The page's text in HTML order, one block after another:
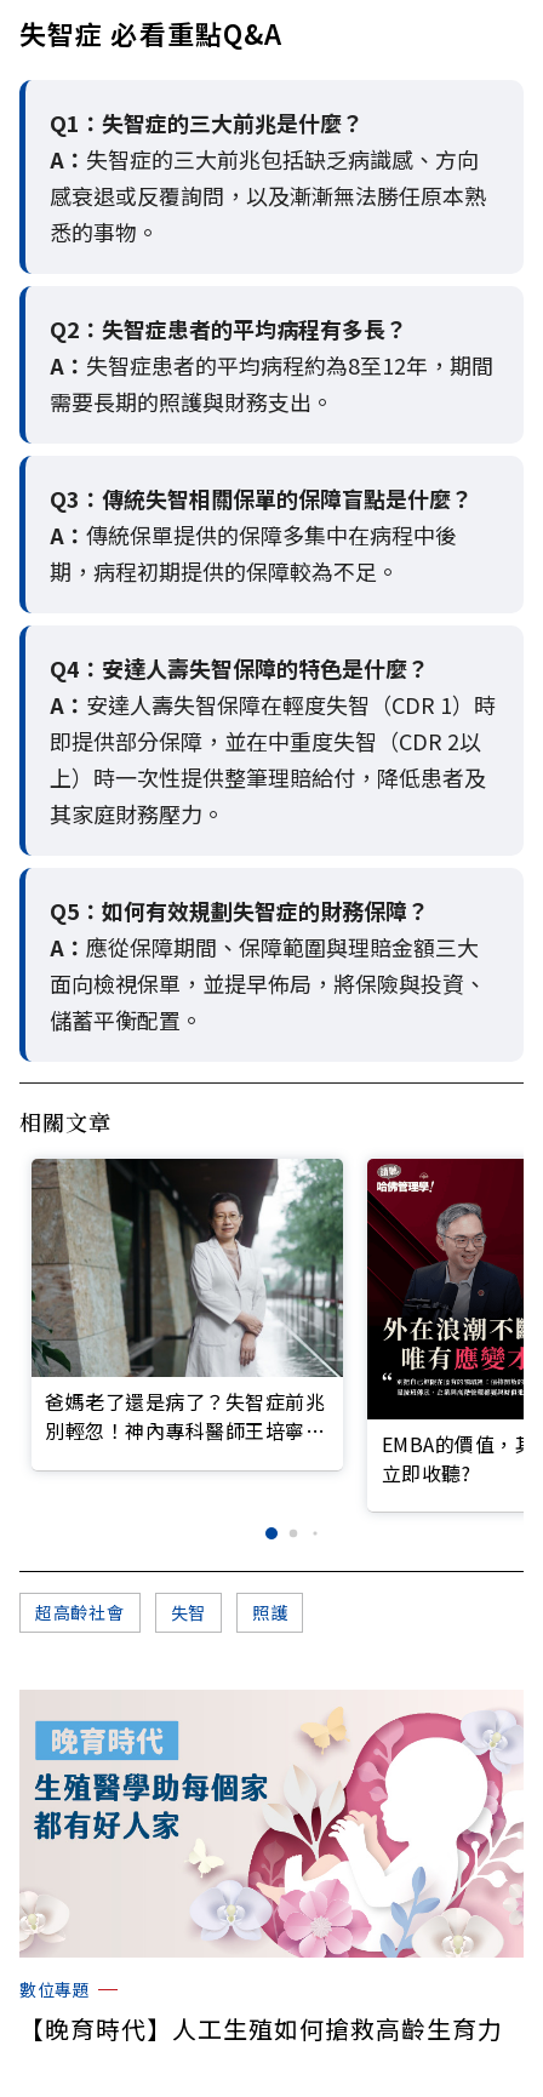
失智症 必看重點Q&A
Q1：失智症的三大前兆是什麼？
A： 失智症的三大前兆包括缺乏病識感、方向
感衰退或反覆詢問，以及漸漸無法勝任原本熟
悉的事物。
Q2： 失智症患者的平均病程有多長？
A： 失智症患者的平均病程約為8至12年，期間
需要長期的照護與財務支出。
Q3： 傳統失智相關保單的保障盲點是什麼？
A： 傳統保單提供的保障多集中在病程中後
期，病程初期提供的保障較為不足。
Q4： 安達人壽失智保障的特色是什麼？
A： 安達人壽失智保障在輕度失智（CDR 1）時
即提供部分保障，並在中重度失智（CDR 2以
上）時一次性提供整筆理賠給付，降低患者及
其家庭財務壓力。
Q5： 如何有效規劃失智症的財務保障？
A： 應從保障期間、保障範圍與理賠金額三大
面向檢視保單，並提早佈局，將保險與投資、
儲蓄平衡配置。
相關文章
爸媽老了還是病了？失智症前兆
別輕忽！神內專科醫師王培寧呼
EMBA的價值，
立即收聽?
超高齡社會 失智 照護
數位專題
【晚育時代】人工生殖如何搶救高齡生育力